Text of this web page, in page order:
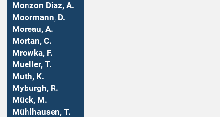
Monzon Diaz, A.
Moormann, D.
Moreau, A.
Mortan, C.
Mrowka, F.
Mueller, T.
Muth, K.
Myburgh, R.
Mück, M.
Mühlhausen, T.